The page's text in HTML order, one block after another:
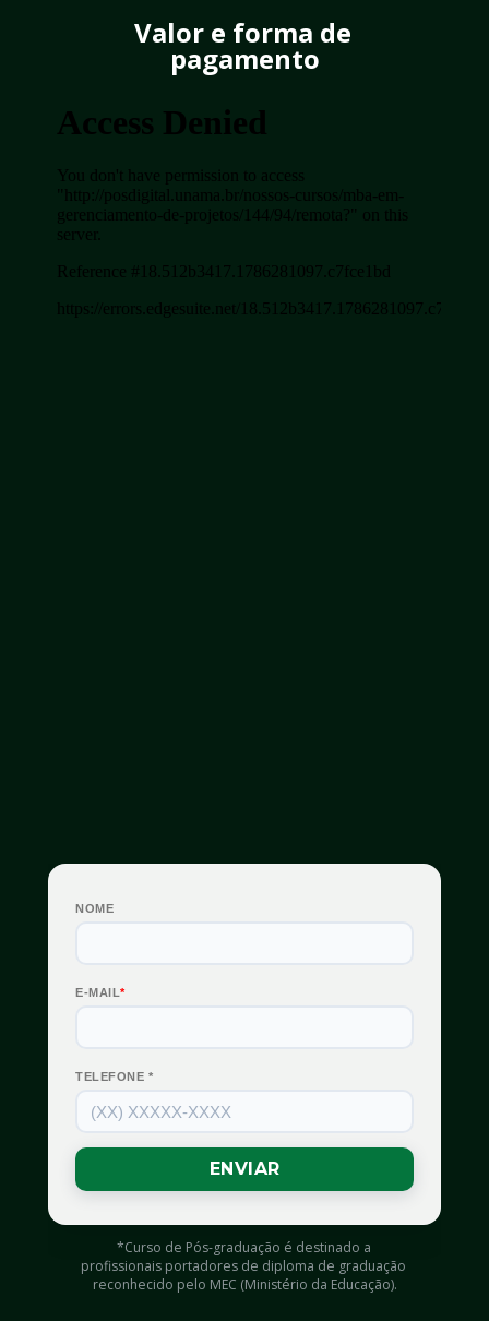
Valor e forma de
pagamento
*Curso de Pós-graduação é destinado a
profissionais portadores de diploma de graduação
reconhecido pelo MEC (Ministério da Educação).